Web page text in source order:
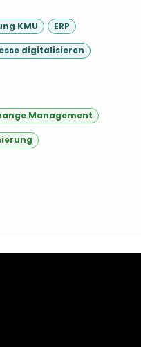
KMU ERP
digitalisieren
Management